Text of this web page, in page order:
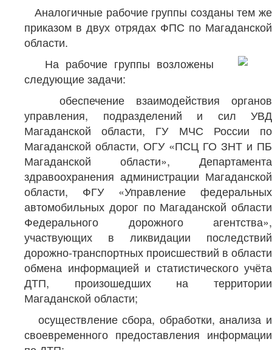
Аналогичные рабочие группы созданы тем же
приказом в двух отрядах ФПС по Магаданской
области.
На рабочие группы возложены
следующие задачи:
обеспечение взаимодействия органов
управления, подразделений и сил УВД
Магаданской области, ГУ МЧС России по
Магаданской области, ОГУ «ПСЦ ГО ЗНТ и ПБ
Магаданской области», Департамента
здравоохранения администрации Магаданской
области, ФГУ «Управление федеральных
автомобильных дорог по Магаданской области
Федерального дорожного агентства»,
участвующих в ликвидации последствий
дорожно-транспортных происшествий в области
обмена информацией и статистического учёта
ДТП, произошедших на территории
Магаданской области;
осуществление сбора, обработки, анализа и
своевременного предоставления информации